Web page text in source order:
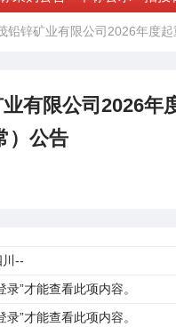
中标公示
变更公告
VIP项目
询价采购
铅锌矿业有限公司2026年度
有限公司2026年
）公告
川--
录”才能查看此项内容。
录”才能查看此项内容。